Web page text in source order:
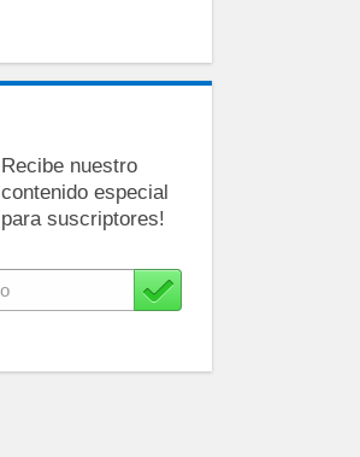
Recibe nuestro
contenido especial
para suscriptores!